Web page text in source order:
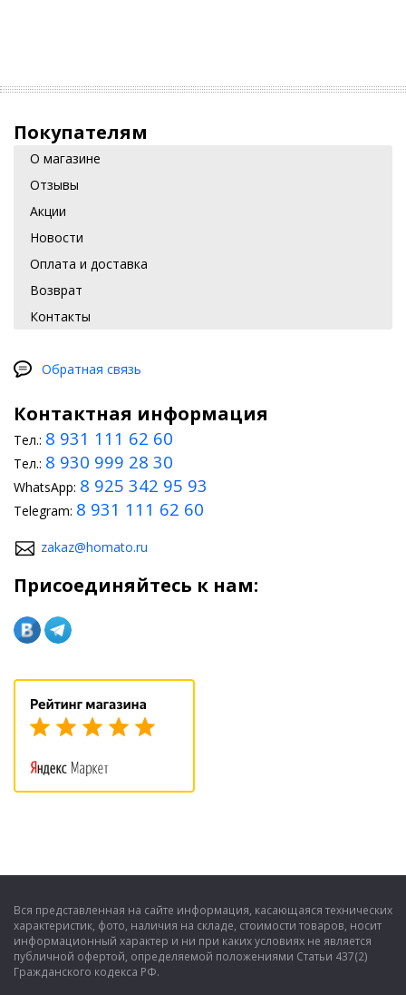
Покупателям
О магазине
Отзывы
Акции
Новости
Оплата и доставка
Возврат
Контакты
Обратная связь
Контактная информация
Тел.: 8 931 111 62 60
Тел.: 8 930 999 28 30
WhatsApp: 8 925 342 95 93
Telegram: 8 931 111 62 60
zakaz@homato.ru
Присоединяйтесь к нам:
Вся представленная на сайте информация, касающаяся технических
характеристик, фото, наличия на складе, стоимости товаров, носит
информационный характер и ни при каких условиях не является
публичной офертой, определяемой положениями Статьи 437(2)
Гражданского кодекса РФ.